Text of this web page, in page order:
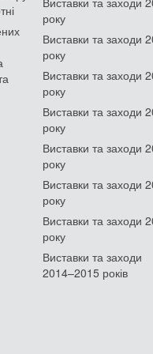
року
Виставки та заходи
року
Виставки та заходи
року
Виставки та заходи
року
Виставки та заходи
року
Виставки та заходи
року
Виставки та заходи
року
Виставки та заходи
2014–2015 років